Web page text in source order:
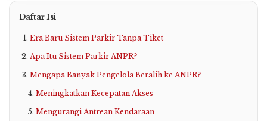
Daftar Isi
Era Baru Sistem Parkir Tanpa Tiket
Apa Itu Sistem Parkir ANPR?
Mengapa Banyak Pengelola Beralih ke ANPR?
Meningkatkan Kecepatan Akses
Mengurangi Antrean Kendaraan